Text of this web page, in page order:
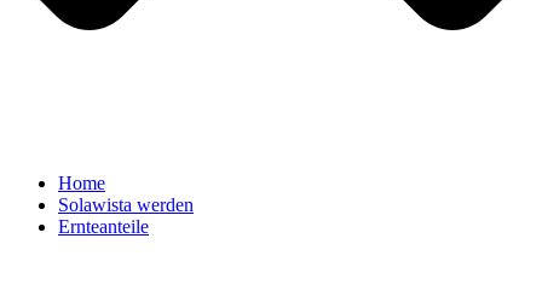
Home
Solawista werden
Ernteanteile